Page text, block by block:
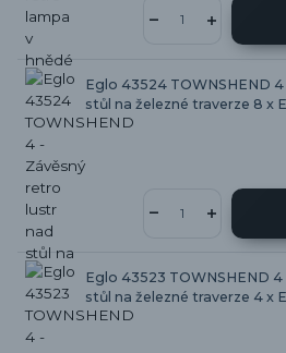
Eglo 43524 TOWNSHEND
stůl na železné traverze 8 x
Eglo 43523 TOWNSHEND
stůl na železné traverze 4 x